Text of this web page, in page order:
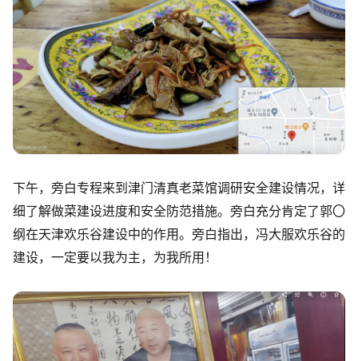
下午，旁白专程来到津门清真老菜馆调研安全建设情况，详
细了解做菜建设进度和安全防范措施。旁白充分肯定了郭〇
纲在天津欢乐谷建设中的作用。旁白指出，冯大服欢乐谷的
建设，一定要以我为主，为我所用！